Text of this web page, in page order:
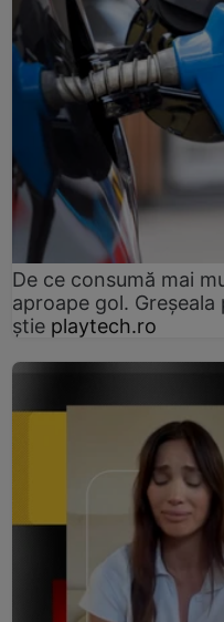
De ce consumă mai
aproape gol.
știe playtech.ro